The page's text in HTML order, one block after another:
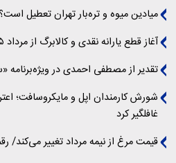
میادین میوه و تره‌بار تهران تعطیل
آغاز قطع یارانه نقدی و کالابرگ از مرداد ۱۴۰۵
تقدیر از مصطفی احمدی در ویژه‌برنامه
شورش کارمندان اپل و مایکروسافت؛
غافلگیر کرد
قیمت مرغ از نیمه مرداد تغییر می‌کند/